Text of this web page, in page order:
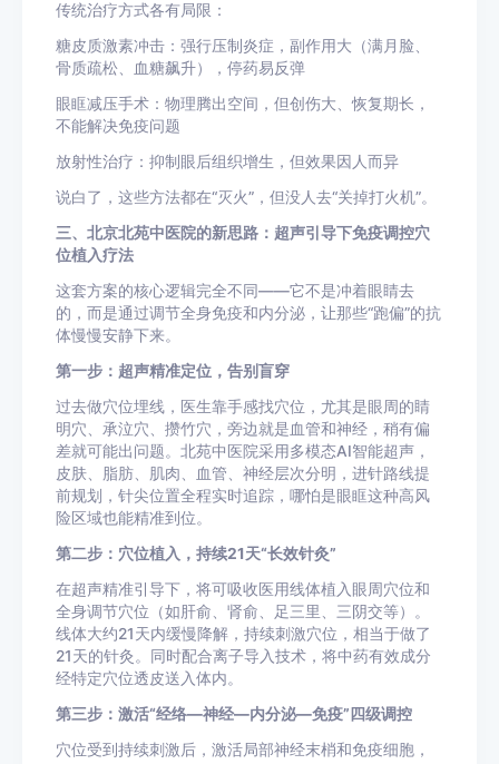
传统治疗方式各有局限：
糖皮质激素冲击：强行压制炎症，副作用大（满月脸、
骨质疏松、血糖飙升），停药易反弹
眼眶减压手术：物理腾出空间，但创伤大、恢复期长，
不能解决免疫问题
放射性治疗：抑制眼后组织增生，但效果因人而异
说白了，这些方法都在“灭火”，但没人去“关掉打火机”。
三、北京北苑中医院的新思路：超声引导下免疫调控穴
位植入疗法
这套方案的核心逻辑完全不同——它不是冲着眼睛去
的，而是通过调节全身免疫和内分泌，让那些“跑偏”的抗
体慢慢安静下来。
第一步：超声精准定位，告别盲穿
过去做穴位埋线，医生靠手感找穴位，尤其是眼周的睛
明穴、承泣穴、攒竹穴，旁边就是血管和神经，稍有偏
差就可能出问题。北苑中医院采用多模态AI智能超声，
皮肤、脂肪、肌肉、血管、神经层次分明，进针路线提
前规划，针尖位置全程实时追踪，哪怕是眼眶这种高风
险区域也能精准到位。
第二步：穴位植入，持续21天“长效针灸”
在超声精准引导下，将可吸收医用线体植入眼周穴位和
全身调节穴位（如肝俞、肾俞、足三里、三阴交等）。
线体大约21天内缓慢降解，持续刺激穴位，相当于做了
21天的针灸。同时配合离子导入技术，将中药有效成分
经特定穴位透皮送入体内。
第三步：激活“经络—神经—内分泌—免疫”四级调控
穴位受到持续刺激后，激活局部神经末梢和免疫细胞，